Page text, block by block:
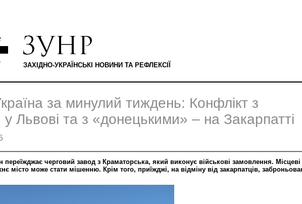
ЗАХІДНО-УКРАЇНСЬКІ НОВИНИ ТА РЕФЛЕКСІЇ
за минулий тиждень: Конфлікт з
Львові та з «донецькими» – на Закарпатті
переїжджає черговий завод з Краматорська, який виконує військові замовлення. Місцеві
місто може стати мішенню. Крім того, приїжджі, на відміну від закарпатців,